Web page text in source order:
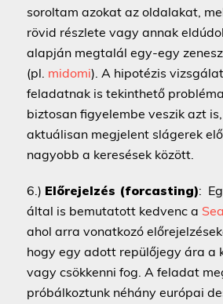
soroltam azokat az oldalakat,
rövid részlete vagy annak
alapján megtalál egy-egy
(pl. midomi). A hipotézis
feladatnak is tekinthető
biztosan figyelembe veszik azt
aktuálisan megjelent slágerek
nagyobb a keresések között.
6.) Előrejelzés (forcasting):
által is bemutatott kedvenc a
ahol arra vonatkozó
hogy egy adott repülőjegy ára a
vagy csökkenni fog. A feladat
próbálkoztunk néhány európai